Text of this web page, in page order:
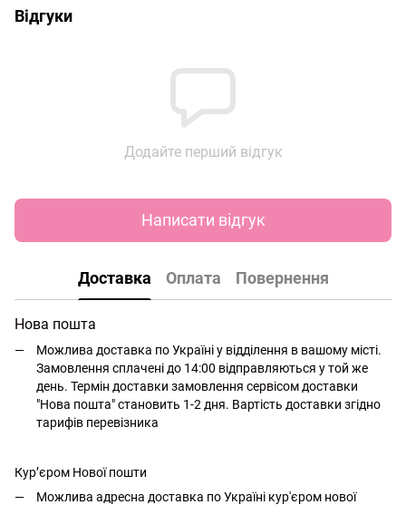
Відгуки
Додайте перший відгук
Написати відгук
Доставка Оплата Повернення
Нова пошта
Можлива доставка по Україні у відділення в вашому місті.
Замовлення сплачені до 14:00 відправляються у той же
день. Термін доставки замовлення сервісом доставки
"Нова пошта" становить 1-2 дня. Вартість доставки згідно
тарифів перевізника
Кур’єром Нової пошти
Можлива адресна доставка по Україні кур'єром нової